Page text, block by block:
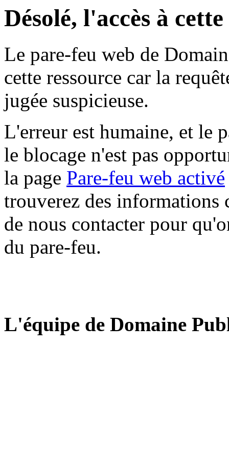
Désolé, l'accès à
Le pare-feu web de
cette ressource car la
jugée suspicieuse.
L'erreur est humaine, et le
le blocage n'est pas
la page Pare-feu web activé
trouverez des informations
de nous contacter pour
du pare-feu.
L'équipe de Domaine